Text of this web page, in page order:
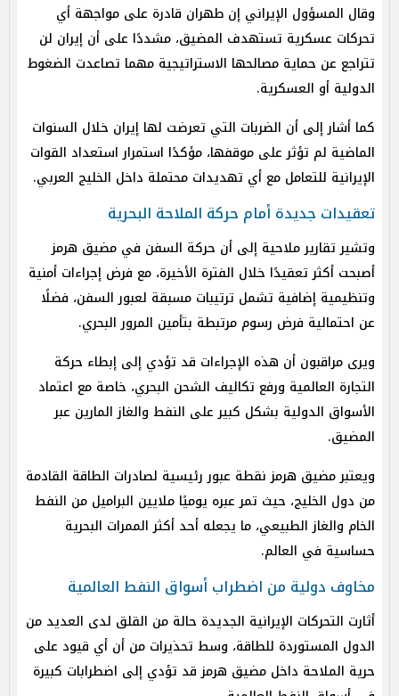
وقال المسؤول الإيراني إن طهران قادرة على مواجهة أي
تحركات عسكرية تستهدف المضيق، مشددًا على أن إيران لن
تتراجع عن حماية مصالحها الاستراتيجية مهما تصاعدت الضغوط
الدولية أو العسكرية.
كما أشار إلى أن الضربات التي تعرضت لها إيران خلال السنوات
الماضية لم تؤثر على موقفها، مؤكدًا استمرار استعداد القوات
الإيرانية للتعامل مع أي تهديدات محتملة داخل الخليج العربي.
تعقيدات جديدة أمام حركة الملاحة البحرية
وتشير تقارير ملاحية إلى أن حركة السفن في مضيق هرمز
أصبحت أكثر تعقيدًا خلال الفترة الأخيرة، مع فرض إجراءات أمنية
وتنظيمية إضافية تشمل ترتيبات مسبقة لعبور السفن، فضلًا
عن احتمالية فرض رسوم مرتبطة بتأمين المرور البحري.
ويرى مراقبون أن هذه الإجراءات قد تؤدي إلى إبطاء حركة
التجارة العالمية ورفع تكاليف الشحن البحري، خاصة مع اعتماد
الأسواق الدولية بشكل كبير على النفط والغاز المارين عبر
المضيق.
ويعتبر مضيق هرمز نقطة عبور رئيسية لصادرات الطاقة القادمة
من دول الخليج، حيث تمر عبره يوميًا ملايين البراميل من النفط
الخام والغاز الطبيعي، ما يجعله أحد أكثر الممرات البحرية
حساسية في العالم.
مخاوف دولية من اضطراب أسواق النفط العالمية
أثارت التحركات الإيرانية الجديدة حالة من القلق لدى العديد من
الدول المستوردة للطاقة، وسط تحذيرات من أن أي قيود على
حرية الملاحة داخل مضيق هرمز قد تؤدي إلى اضطرابات كبيرة